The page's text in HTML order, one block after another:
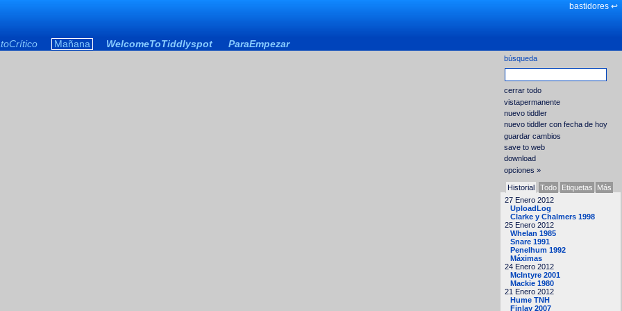
bastidores ↩
Mañana WelcomeToTiddlyspot ParaEmpezar
búsqueda
cerrar todo
vistapermanente
nuevo tiddler
nuevo tiddler con fecha de hoy
guardar cambios
save to web
download
opciones »
Historial Todo Etiquetas
Más
27 Enero 2012
UploadLog
Clarke y Chalmers 1998
25 Enero 2012
Whelan 1985
Snare 1991
Penelhum 1992
Máximas
24 Enero 2012
McIntyre 2001
Mackie 1980
21 Enero 2012
Hume TNH
Finlay 2007